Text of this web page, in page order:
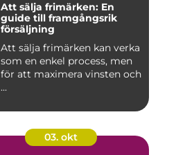
Att sälja frimärken: En
guide till framgångsrik
försäljning
Att sälja frimärken kan verka
som en enkel process, men
för att maximera vinsten och
...
03. okt